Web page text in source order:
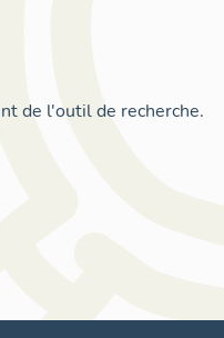
de l'outil de recherche.